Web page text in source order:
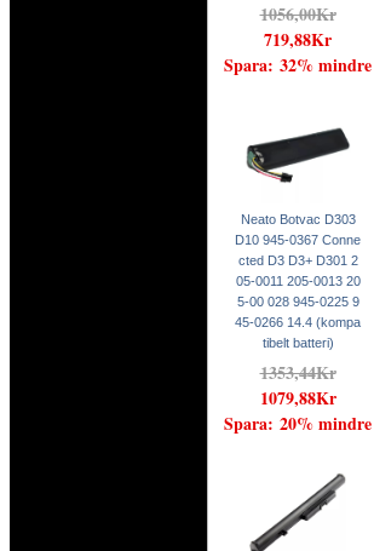
1056,00Kr
719,88Kr
Spara: 32% mindre
Neato Botvac D303
D10 945-0367 Conne
cted D3 D3+ D301 2
05-0011 205-0013 20
5-00 028 945-0225 9
45-0266 14.4 (kompa
tibelt batteri)
1353,44Kr
1079,88Kr
Spara: 20% mindre